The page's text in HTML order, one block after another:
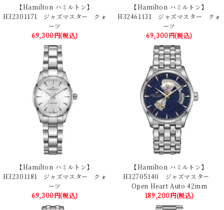
【Hamilton ハミルトン】
H32301171 ジャズマスター クォ
ーツ
69,300円(税込)
【Hamilton ハミルトン】
H32461131 ジャズマスター クォ
ーツ
69,300円(税込)
【Hamilton ハミルトン】
H32301181 ジャズマスター クォ
ーツ
69,300円(税込)
【Hamilton ハミルトン】
H32705140 ジャズマスター
Open Heart Auto 42mm
189,200円(税込)